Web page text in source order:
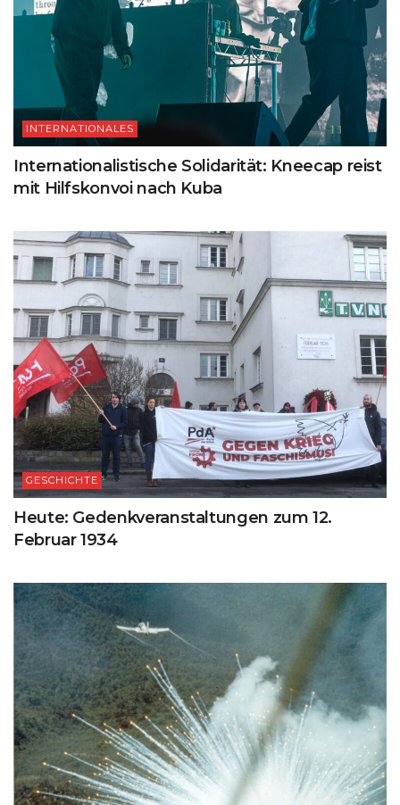
INTERNATIONALES
Internationalistische Solidarität: Kneecap reist
mit Hilfskonvoi nach Kuba
GESCHICHTE
Heute: Gedenkveranstaltungen zum 12.
Februar 1934